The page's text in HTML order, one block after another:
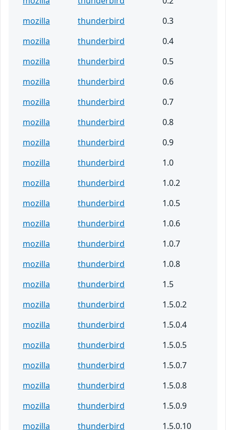
mozilla
thunderbird
0.3
mozilla
thunderbird
0.4
mozilla
thunderbird
0.5
mozilla
thunderbird
0.6
mozilla
thunderbird
0.7
mozilla
thunderbird
0.8
mozilla
thunderbird
0.9
mozilla
thunderbird
1.0
mozilla
thunderbird
1.0.2
mozilla
thunderbird
1.0.5
mozilla
thunderbird
1.0.6
mozilla
thunderbird
1.0.7
mozilla
thunderbird
1.0.8
mozilla
thunderbird
1.5
mozilla
thunderbird
1.5.0.2
mozilla
thunderbird
1.5.0.4
mozilla
thunderbird
1.5.0.5
mozilla
thunderbird
1.5.0.7
mozilla
thunderbird
1.5.0.8
mozilla
thunderbird
1.5.0.9
mozilla
thunderbird
1.5.0.10